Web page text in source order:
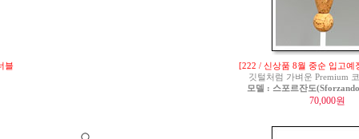
블
[222 / 신상품 8월 중순 입고예
깃털처럼 가벼운 Premium
모델 : 스포르잔도
70,000원